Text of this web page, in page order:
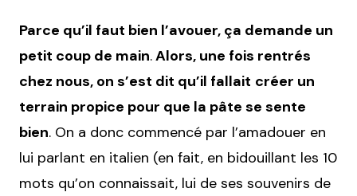
Parce qu’il faut bien l’avouer, ça demande un
petit coup de main.Alors, une fois rentrés
chez nous, on s’est dit qu’il fallait créer un
terrain propice pour que la pâte se sente
bien. On a donc commencé par l’amadouer en
lui parlant en italien (en fait, en bidouillant les 10
mots qu’on connaissait, lui de ses souvenirs de